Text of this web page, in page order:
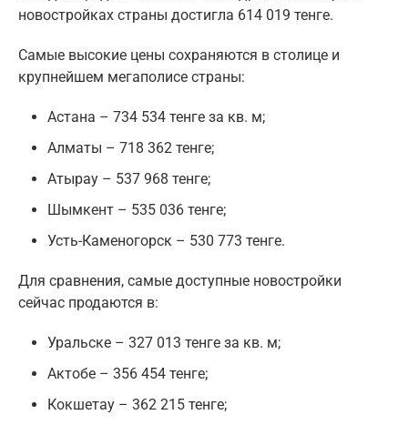
новостройках страны достигла 614 019 тенге.
Самые высокие цены сохраняются в столице и
крупнейшем мегаполисе страны:
Астана – 734 534 тенге за кв. м;
Алматы – 718 362 тенге;
Атырау – 537 968 тенге;
Шымкент – 535 036 тенге;
Усть-Каменогорск – 530 773 тенге.
Для сравнения, самые доступные новостройки
сейчас продаются в:
Уральске – 327 013 тенге за кв. м;
Актобе – 356 454 тенге;
Кокшетау – 362 215 тенге;